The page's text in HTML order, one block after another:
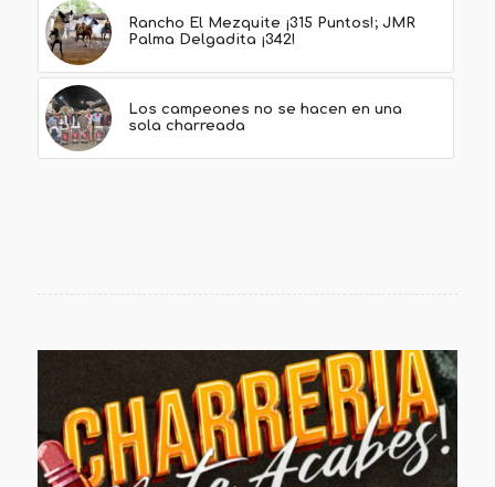
Rancho El Mezquite ¡315 Puntos!; JMR
Palma Delgadita ¡342!
Los campeones no se hacen en una
sola charreada